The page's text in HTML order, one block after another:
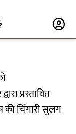
प्रस्तावित
की चिंगारी सुलग